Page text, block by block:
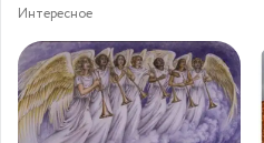
Интересное